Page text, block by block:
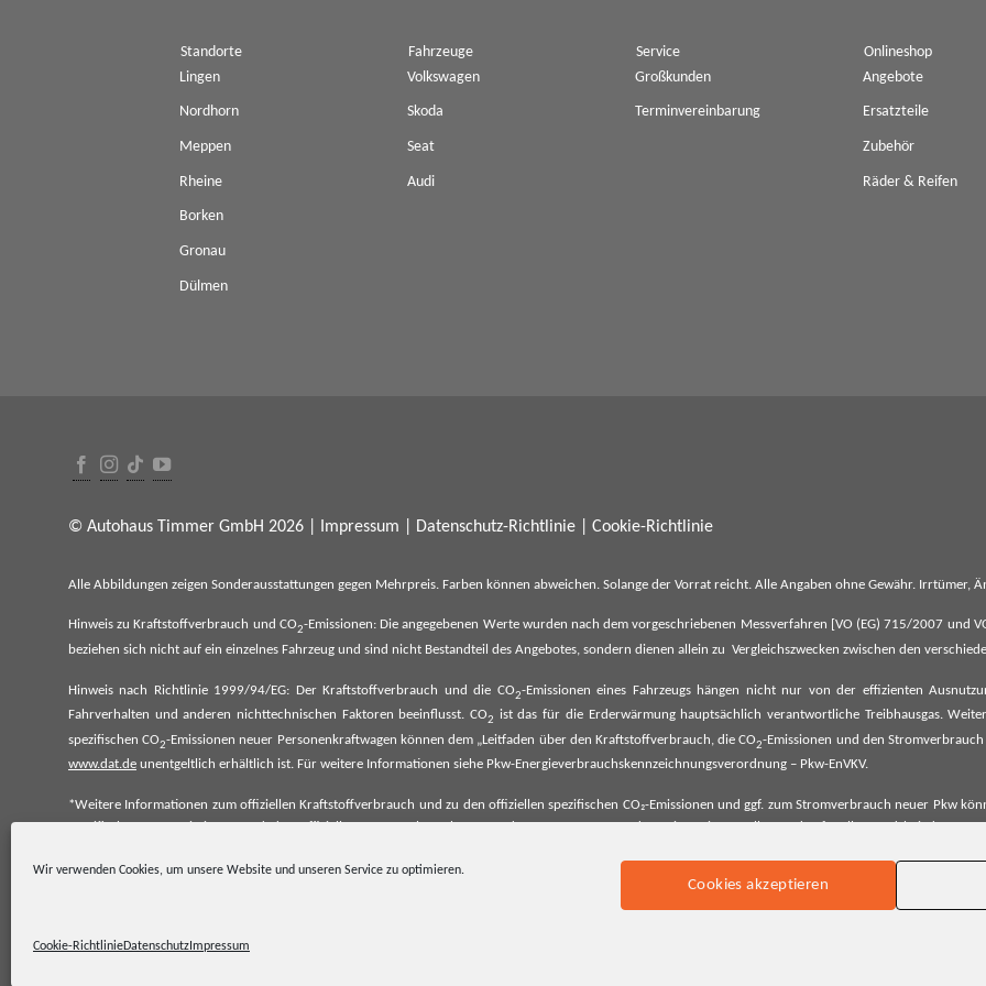
Wir verwenden Cookies, um unsere Website und unseren Service zu optimieren.
Cookies akzeptieren
Cookie-RichtlinieDatenschutzImpressum
Standorte
Lingen
Nordhorn
Meppen
Rheine
Borken
Gronau
Dülmen
Fahrzeuge
Volkswagen
Skoda
Seat
Audi
Service
Großkunden
Terminvereinbarung
Onlineshop
Angebote
Ersatzteile
Zubehör
Räder & Reifen
© Autohaus Timmer GmbH 2026 | Impressum Datenschutz-Richtlinie Cookie-Richtlinie
Alle Abbildungen zeigen Sonderausstattungen gegen Mehrpreis. Farben können abweichen. Solange der Vorrat reicht. Alle Angaben ohne Gewähr. Irrtümer,
Hinweis zu Kraftstoffverbrauch und CO2-Emissionen: Die angegebenen Werte wurden nach dem vorgeschriebenen Messverfahren [VO (EG) 715/2007 und
beziehen sich nicht auf ein einzelnes Fahrzeug und sind nicht Bestandteil des Angebotes, sondern dienen allein zu Vergleichszwecken zwischen den
Hinweis nach Richtlinie 1999/94/EG: Der Kraftstoffverbrauch und die CO2-Emissionen eines Fahrzeugs hängen nicht nur von der effizienten
Fahrverhalten und anderen nichttechnischen Faktoren beeinflusst. CO2
ist das für die Erderwärmung hauptsächlich verantwortliche Treibhausgas.
spezifischen CO2-Emissionen neuer Personenkraftwagen können dem „Leitfaden über den Kraftstoffverbrauch, die CO2-Emissionen und den
www.dat.de unentgeltlich erhältlich ist. Für weitere Informationen siehe Pkw-Energieverbrauchskennzeichnungsverordnung – Pkw-EnVKV.
*Weitere Informationen zum offiziellen Kraftstoffverbrauch und zu den offiziellen spezifischen CO₂-Emissionen und ggf. zum Stromverbrauch neuer Pkw
spezifischen CO₂-Emissionen und den offiziellen Stromverbrauch neuer Pkw entnommen werden. Dieser ist an allen Verkaufsstellen und bei der